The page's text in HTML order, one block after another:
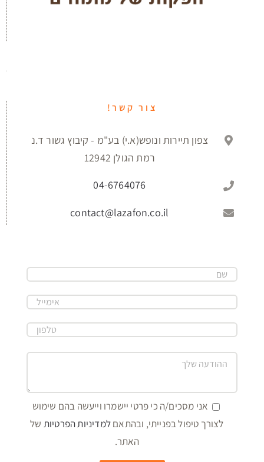
צור קשר!
צפון תיירות ונופש(א.י) בע"מ - קיבוץ גשור ד.נ
רמת הגולן 12942
04-6764076
contact@lazafon.co.il
אני מסכים/ה כי פרטי יישמרו וייעשה בהם שימוש
לצורך טיפול בפנייתי, ובהתאםלמדיניות הפרטיות של
האתר.